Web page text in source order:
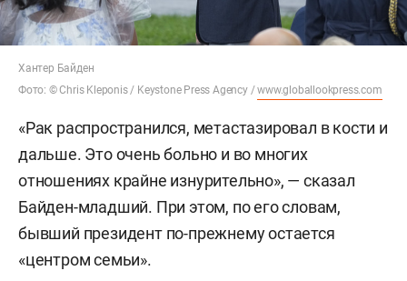
Хантер Байден
Фото: © Chris Kleponis / Keystone Press Agency /www.globallookpress.com
«Рак распространился, метастазировал в кости и
дальше. Это очень больно и во многих
отношениях крайне изнурительно», — сказал
Байден-младший. При этом, по его словам,
бывший президент по-прежнему остается
«центром семьи».